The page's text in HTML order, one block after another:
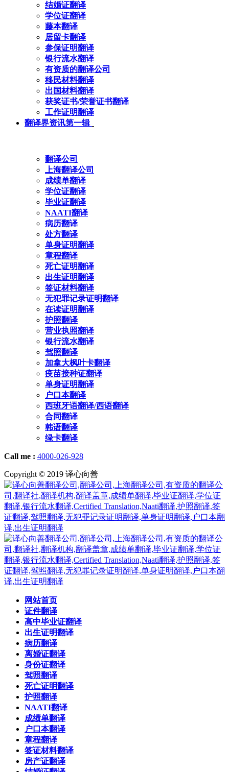
结婚证翻译
学位证翻译
藤本翻译
居留卡翻译
参保证明翻译
银行流水翻译
有资质的翻译公司
移民材料翻译
出国材料翻译
获奖证书/荣誉证书翻译
工作证明翻译
翻译界资讯第一辑
翻译公司
上海翻译公司
成绩单翻译
学位证翻译
毕业证翻译
NAATI翻译
病历翻译
处方翻译
单身证明翻译
章程翻译
死亡证明翻译
出生证明翻译
签证材料翻译
无犯罪记录证明翻译
在读证明翻译
护照翻译
营业执照翻译
银行流水翻译
驾照翻译
加拿大枫叶卡翻译
疫苗接种证翻译
单身证明翻译
户口本翻译
西班牙语翻译/西语翻译
合同翻译
韩语翻译
绿卡翻译
Call me : 4000-026-928
Copyright © 2019 译心向善
网站首页
证件翻译
高中毕业证翻译
出生证明翻译
病历翻译
离婚证翻译
身份证翻译
驾照翻译
死亡证明翻译
护照翻译
NAATI翻译
成绩单翻译
户口本翻译
章程翻译
签证材料翻译
房产证翻译